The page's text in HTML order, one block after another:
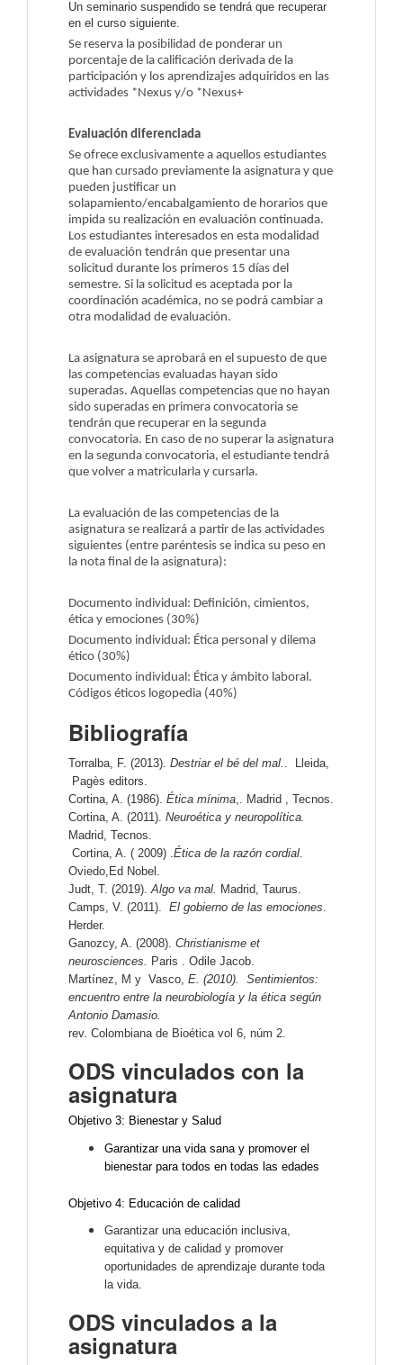
Un seminario suspendido se tendrá que recuperar
en el curso siguiente.
Se reserva la posibilidad de ponderar un
porcentaje de la calificación derivada de la
participación y los aprendizajes adquiridos en las
actividades *Nexus y/o *Nexus+
Evaluación diferenciada
Se ofrece exclusivamente a aquellos estudiantes
que han cursado previamente la asignatura y que
pueden justificar un
solapamiento/encabalgamiento de horarios que
impida su realización en evaluación continuada.
Los estudiantes interesados en esta modalidad
de evaluación tendrán que presentar una
solicitud durante los primeros 15 días del
semestre. Si la solicitud es aceptada por la
coordinación académica, no se podrá cambiar a
otra modalidad de evaluación.
La asignatura se aprobará en el supuesto de que
las competencias evaluadas hayan sido
superadas. Aquellas competencias que no hayan
sido superadas en primera convocatoria se
tendrán que recuperar en la segunda
convocatoria. En caso de no superar la asignatura
en la segunda convocatoria, el estudiante tendrá
que volver a matricularla y cursarla.
La evaluación de las competencias de la
asignatura se realizará a partir de las actividades
siguientes (entre paréntesis se indica su peso en
la nota final de la asignatura):
Documento individual: Definición, cimientos,
ética y emociones (30%)
Documento individual: Ética personal y dilema
ético (30%)
Documento individual: Ética y ámbito laboral.
Códigos éticos logopedia (40%)
Bibliografía
Torralba, F. (2013). Destriar el bé del mal. . Lleida,
Pagès editors.
Cortina, A. (1986). Ética mínima,. Madrid , Tecnos.
Cortina, A. (2011). Neuroética y neuropolítica.
Madrid, Tecnos.
Cortina, A. ( 2009) .Ética de la razón cordial.
Oviedo,Ed Nobel.
Judt, T. (2019).Algo va mal. Madrid, Taurus.
Camps, V. (2011). El gobierno de las emociones.
Herder.
Ganozcy, A. (2008). Christianisme et
neurosciences. Paris . Odile Jacob.
Martínez, M y Vasco, E. (2010). Sentimientos:
encuentro entre la neurobiología y la ética según
Antonio Damasio.
rev. Colombiana de Bioética vol 6, núm 2.
ODS vinculados con la
asignatura
Objetivo 3: Bienestar y Salud
Garantizar una vida sana y promover el
bienestar para todos en todas las edades
Objetivo 4: Educación de calidad
Garantizar una educación inclusiva,
equitativa y de calidad y promover
oportunidades de aprendizaje durante toda
la vida.
ODS vinculados a la
asignatura